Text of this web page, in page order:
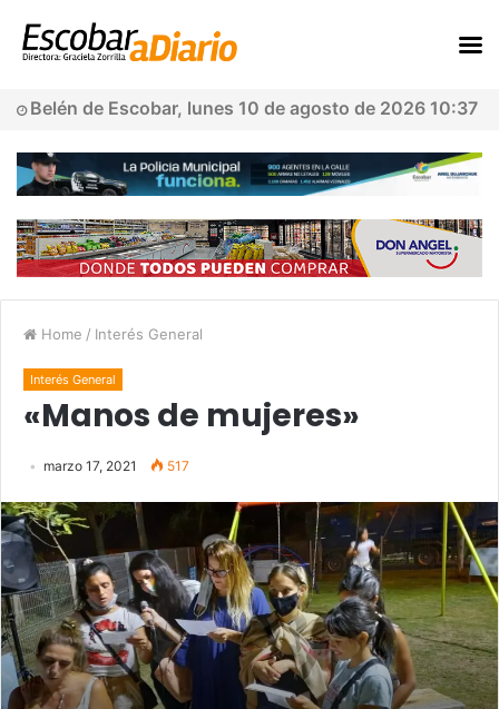
Belén de Escobar, lunes 10 de agosto de 2026 10:37
Home / Interés General
Interés General
«Manos de mujeres»
marzo 17, 2021 517